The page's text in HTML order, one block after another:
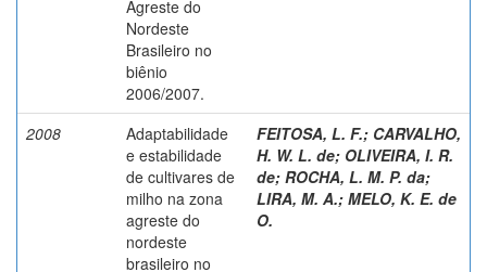
Agreste do
Nordeste
Brasileiro no
biênio
2006/2007.
2008
Adaptabilidade
e estabilidade
de cultivares de
milho na zona
agreste do
nordeste
brasileiro no
FEITOSA, L. F.; CARVALHO,
H. W. L. de; OLIVEIRA, I. R.
de; ROCHA, L. M. P. da;
LIRA, M. A.; MELO, K. E. de
O.